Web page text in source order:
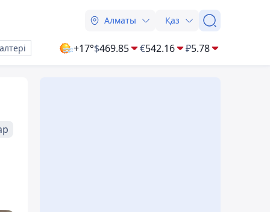
Алматы Қаз
+17°$469.85 €542.16 ₽5.78